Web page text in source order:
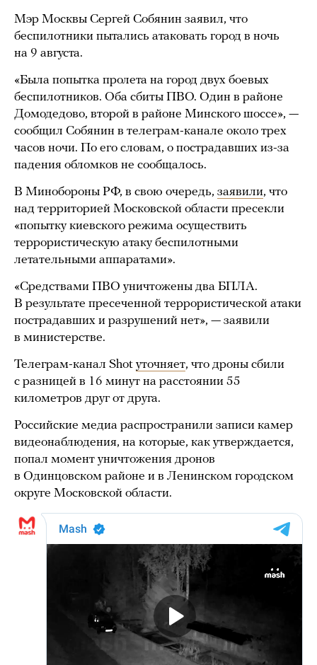
Мэр Москвы Сергей Собянин заявил, что
беспилотники пытались атаковать город в ночь
на 9 августа.
«Была попытка пролета на город двух боевых
беспилотников. Оба сбиты ПВО. Один в районе
Домодедово, второй в районе Минского шоссе», —
сообщил Собянин в телеграм-канале около трех
часов ночи. По его словам, о пострадавших из-за
падения обломков не сообщалось.
В Минобороны РФ, в свою очередь, заявили, что
над территорией Московской области пресекли
«попытку киевского режима осуществить
террористическую атаку беспилотными
летательными аппаратами».
«Средствами ПВО уничтожены два БПЛА.
В результате пресеченной террористической атаки
пострадавших и разрушений нет», — заявили
в министерстве.
Телеграм-канал Shot уточняет, что дроны сбили
с разницей в 16 минут на расстоянии 55
километров друг от друга.
Российские медиа распространили записи камер
видеонаблюдения, на которые, как утверждается,
попал момент уничтожения дронов
в Одинцовском районе и в Ленинском городском
округе Московской области.